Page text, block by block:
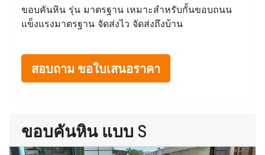
ขอบคันหิน รุ่น มาตรฐาน เหมาะสำหรับกั้นขอบถนน
แข็งแรงมาตรฐาน จัดส่งไว จัดส่งถึงบ้าน
สอบถาม ขอใบเสนอราคา
ขอบคันหิน แบบ S